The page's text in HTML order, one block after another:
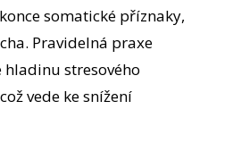
somatické příznaky,
Pravidelná praxe
stresového
vede ke snížení